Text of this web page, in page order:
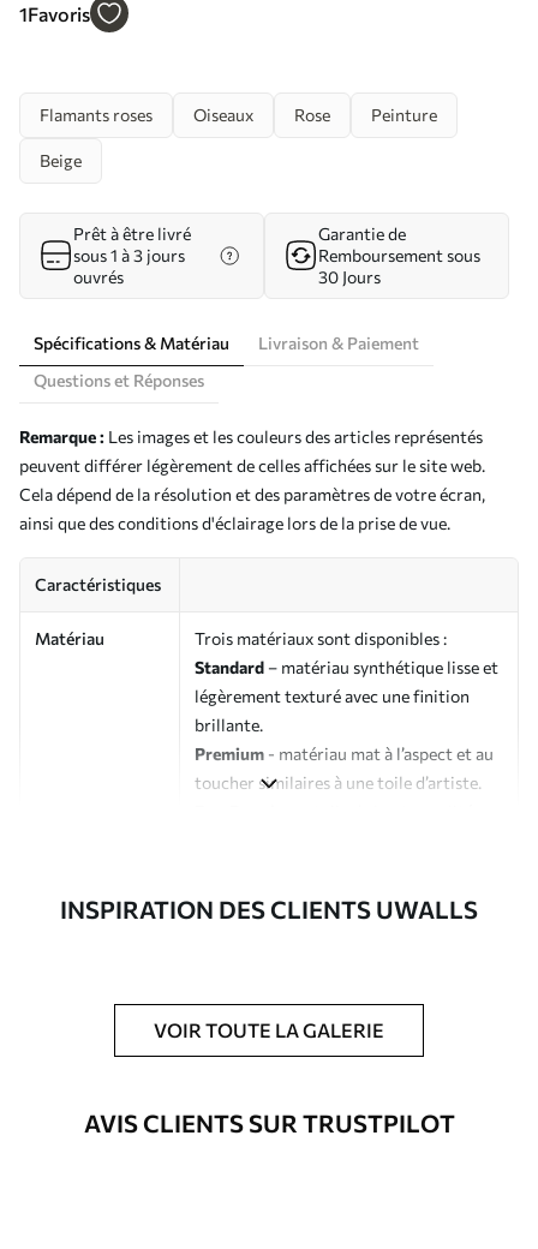
1Favoris
Flamants roses Oiseaux Rose Peinture
Beige
Prêt à être livré
sous 1 à 3 jours
ouvrés
Garantie de
Remboursement sous
30 Jours
Spécifications & Matériau
Livraison & Paiement
Questions et Réponses
Remarque : Les images et les couleurs des articles représentés
peuvent différer légèrement de celles affichées sur le site web.
Cela dépend de la résolution et des paramètres de votre écran,
ainsi que des conditions d'éclairage lors de la prise de vue.
Caractéristiques
Matériau
Trois matériaux sont disponibles :
Standard – matériau synthétique lisse et
légèrement texturé avec une finition
brillante.
Premium - matériau mat à l’aspect et au
toucher similaires à une toile d’artiste.
Possibilité d'ajouter un vernis
protecteur pour renforcer la durabilité
du tableau.
Matériaux disponibles
INSPIRATION DES CLIENTS UWALLS
VOIR TOUTE LA GALERIE
AVIS CLIENTS SUR TRUSTPILOT